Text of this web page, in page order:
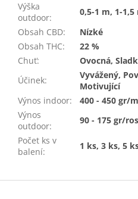
Výška
outdoor:
0,5-1 m, 1-1,5
Obsah CBD:
Nízké
Obsah THC:
22 %
Chuť:
Ovocná,
Účinek:
Vyvážený,
Motivující
Výnos indoor:
400 - 450 gr/
Výnos
outdoor:
90 - 175 gr/
Počet ks v
balení:
1 ks, 3 ks, 5
Z